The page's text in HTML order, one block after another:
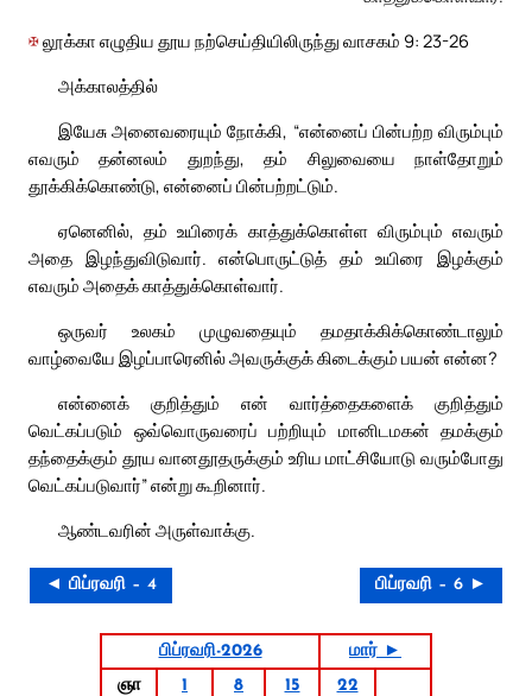
✠லூக்கா எழுதிய தூய நற்செய்தியிலிருந்து வாசகம் 9: 23-26
அக்காலத்தில்
இயேசு அனைவரையும் நோக்கி, “என்னைப் பின்பற்ற விரும்பும்
எவரும் தன்னலம் துறந்து, தம் சிலுவையை நாள்தோறும்
தூக்கிக்கொண்டு, என்னைப் பின்பற்றட்டும்.
ஏனெனில், தம் உயிரைக் காத்துக்கொள்ள விரும்பும் எவரும்
அதை இழந்துவிடுவார். என்பொருட்டுத் தம் உயிரை இழக்கும்
எவரும் அதைக் காத்துக்கொள்வார்.
ஒருவர் உலகம் முழுவதையும் தமதாக்கிக்கொண்டாலும்
வாழ்வையே இழப்பாரெனில் அவருக்குக் கிடைக்கும் பயன் என்ன?
என்னைக் குறித்தும் என் வார்த்தைகளைக் குறித்தும்
வெட்கப்படும் ஒவ்வொருவரைப் பற்றியும் மானிடமகன் தமக்கும்
தந்தைக்கும் தூய வானதூதருக்கும் உரிய மாட்சியோடு வரும்போது
வெட்கப்படுவார்” என்று கூறினார்.
ஆண்டவரின் அருள்வாக்கு.
◄ பிப்ரவரி – 4 பிப்ரவரி – 6 ►
பிப்ரவரி-2026
மார் ►
ஞா
1 8 15
22